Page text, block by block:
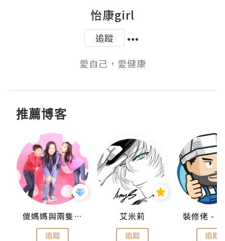
怡康girl
追蹤
愛自己，愛健康
推薦博客
儍媽媽與兩隻小魔怪之家
追蹤
艾米莉
追蹤 追蹤